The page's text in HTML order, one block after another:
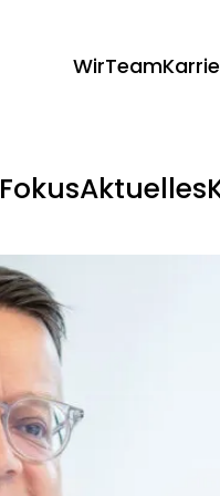
WirTeam
FokusAktuelles